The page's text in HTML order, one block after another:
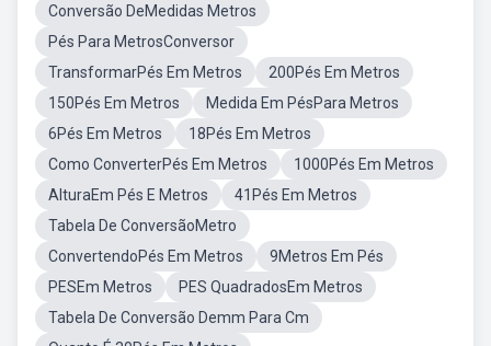
Conversão DeMedidas Metros
Pés Para MetrosConversor
TransformarPés Em Metros
200Pés Em Metros
150Pés Em Metros
Medida Em PésPara Metros
6Pés Em Metros
18Pés Em Metros
Como ConverterPés Em Metros
1000Pés Em Metros
AlturaEm Pés E Metros
41Pés Em Metros
Tabela De ConversãoMetro
ConvertendoPés Em Metros
9Metros Em Pés
PESEm Metros
PES QuadradosEm Metros
Tabela De Conversão Demm Para Cm